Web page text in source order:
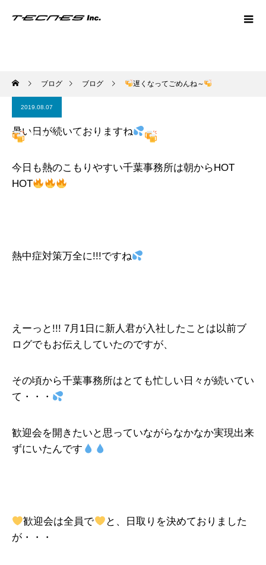
ブログ ブログ 遅くなってごめんね～
2019.08.07
遅くなってごめんね～
暑い日が続いておりますね
今日も熱のこもりやすい千葉事務所は朝からHOT
HOT
熱中症対策万全に!!!ですね
えーっと!!! 7月1日に新人君が入社したことは以前ブ
ログでもお伝えしていたのですが、
その頃から千葉事務所はとても忙しい日々が続いてい
て・・・
歓迎会を開きたいと思っていながらなかなか実現出来
ずにいたんです
歓迎会は全員で
と、日取りを決めておりました
が・・・